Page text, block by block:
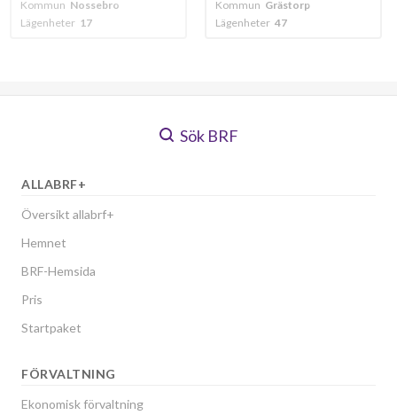
Sök BRF
ALLABRF+
Översikt allabrf+
Hemnet
BRF-Hemsida
Pris
Startpaket
FÖRVALTNING
Ekonomisk förvaltning